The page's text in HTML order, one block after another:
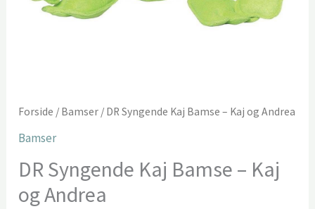
Forside / Bamser / DR Syngende Kaj Bamse – Kaj og Andrea
Bamser
DR Syngende Kaj Bamse – Kaj
og Andrea